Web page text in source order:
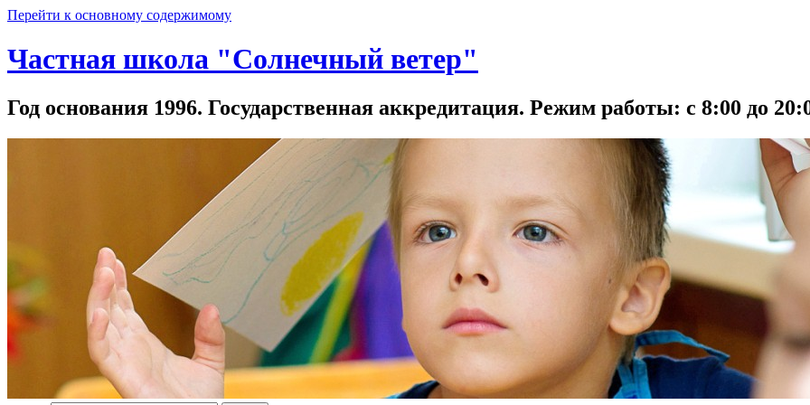
Перейти к основному содержимому
Частная школа "Солнечный ветер"
Год основания 1996. Государственная аккредитация. Режим работы: с 8:00 до